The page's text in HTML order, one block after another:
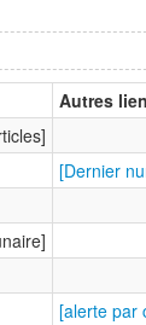
Autres
[Dernier
[alerte par